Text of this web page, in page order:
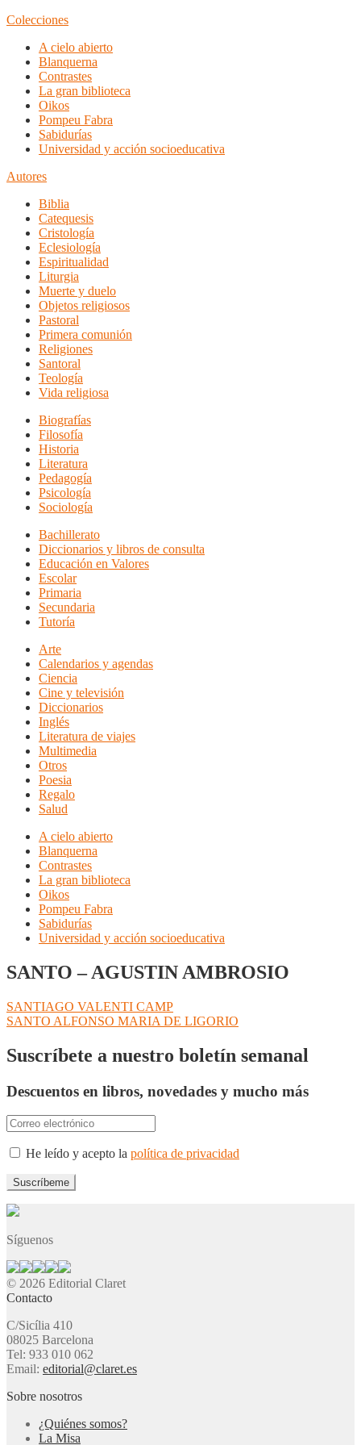
Colecciones
A cielo abierto
Blanquerna
Contrastes
La gran biblioteca
Oikos
Pompeu Fabra
Sabidurías
Universidad y acción socioeducativa
Autores
Biblia
Catequesis
Cristología
Eclesiología
Espiritualidad
Liturgia
Muerte y duelo
Objetos religiosos
Pastoral
Primera comunión
Religiones
Santoral
Teología
Vida religiosa
Biografías
Filosofía
Historia
Literatura
Pedagogía
Psicología
Sociología
Bachillerato
Diccionarios y libros de consulta
Educación en Valores
Escolar
Primaria
Secundaria
Tutoría
Arte
Calendarios y agendas
Ciencia
Cine y televisión
Diccionarios
Inglés
Literatura de viajes
Multimedia
Otros
Poesia
Regalo
Salud
A cielo abierto
Blanquerna
Contrastes
La gran biblioteca
Oikos
Pompeu Fabra
Sabidurías
Universidad y acción socioeducativa
SANTO – AGUSTIN AMBROSIO
Navegación
de
entradas
Anterior:
SANTIAGO VALENTI CAMP
Siguiente:
SANTO ALFONSO MARIA DE LIGORIO
Suscríbete a nuestro boletín semanal
Descuentos en libros, novedades y mucho más
He leído y acepto la política de privacidad
Síguenos
© 2026 Editorial Claret
Contacto
C/Sicília 410
08025 Barcelona
Tel: 933 010 062
Email: editorial@claret.es
Sobre nosotros
¿Quiénes somos?
La Misa